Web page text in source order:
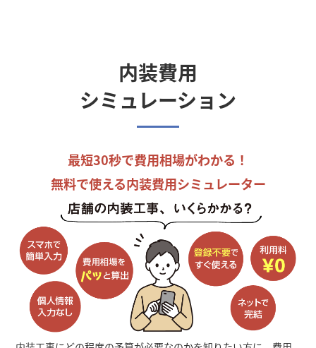
内装費用
シミュレーション
最短30秒で費用相場がわかる！
無料で使える内装費用シミュレーター